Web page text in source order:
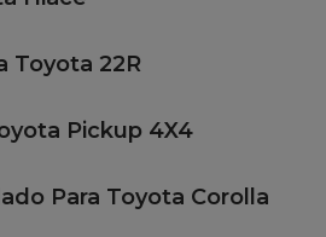
Toyota 22R
Pickup 4X4
Para Toyota Corolla